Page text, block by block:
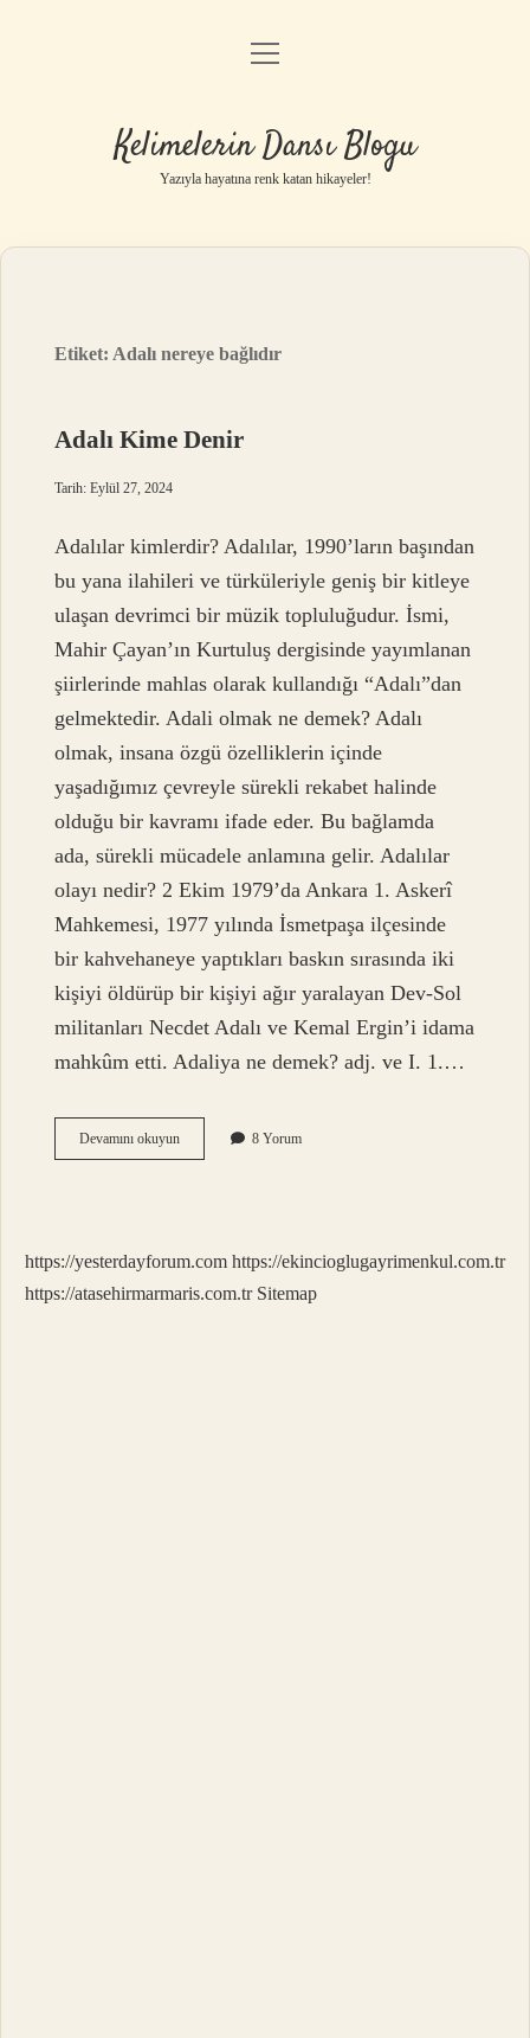
Anasayfa
Yasal Uyarı
menüyü
Kelimelerin Dansı Blogu
Yazıyla hayatına renk katan hikayeler!
Etiket: Adalı nereye bağlıdır
Adalı Kime Denir
Tarih: Eylül 27, 2024
Adalılar kimlerdir? Adalılar, 1990’ların başından
bu yana ilahileri ve türküleriyle geniş bir kitleye
ulaşan devrimci bir müzik topluluğudur. İsmi,
Mahir Çayan’ın Kurtuluş dergisinde yayımlanan
şiirlerinde mahlas olarak kullandığı “Adalı”dan
gelmektedir. Adali olmak ne demek? Adalı
olmak, insana özgü özelliklerin içinde
yaşadığımız çevreyle sürekli rekabet halinde
olduğu bir kavramı ifade eder. Bu bağlamda
ada, sürekli mücadele anlamına gelir. Adalılar
olayı nedir? 2 Ekim 1979’da Ankara 1. Askerî
Mahkemesi, 1977 yılında İsmetpaşa ilçesinde
bir kahvehaneye yaptıkları baskın sırasında iki
kişiyi öldürüp bir kişiyi ağır yaralayan Dev-Sol
militanları Necdet Adalı ve Kemal Ergin’i idama
mahkûm etti. Adaliya ne demek? adj. ve I. 1.…
Devamını okuyunAdalı
Kime
8 Yorum
https://yesterdayforum.com https://ekincioglugayrimenkul.com.tr
https://atasehirmarmaris.com.tr Sitemap